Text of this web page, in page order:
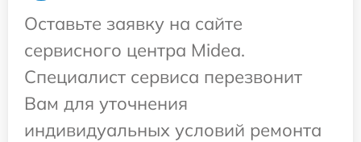
Оставьте заявку на сайте
сервисного центра Midea.
Специалист сервиса перезвонит
Вам для уточнения
индивидуальных условий ремонта